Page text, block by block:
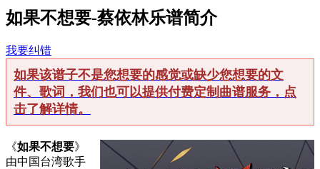
如果不想要-蔡依林乐谱简介
我要纠错
如果该谱子不是您想要的感觉或缺少您想要的文
件、歌词，我们也可以提供付费定制曲谱服务，点
击了解详情。
《如果不想要》
由中国台湾歌手